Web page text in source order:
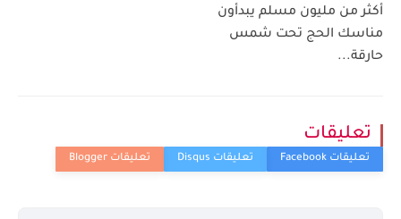
أكثر من مليون مسلم يبدأون
مناسك الحج تحت شمس
حارقة...
تعليقات